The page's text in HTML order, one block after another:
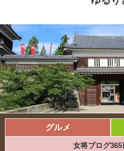
グルメ
女将ブログ365